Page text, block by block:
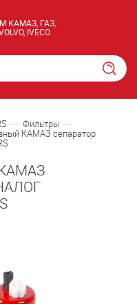
КАМАЗ, ГАЗ,
IVECO
Фильтры
КАМАЗ сепаратор